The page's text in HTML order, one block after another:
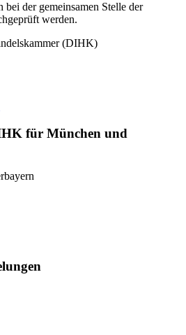
der gemeinsamen Stelle der
werden.
(DIHK)
für München und